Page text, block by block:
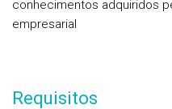
conhecimentos adquiridos
empresarial
Requisitos